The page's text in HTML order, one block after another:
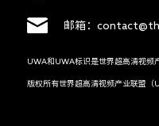
邮箱：
UWA和UWA标识是世界超高清视频
版权所有世界超高清视频产业联盟（